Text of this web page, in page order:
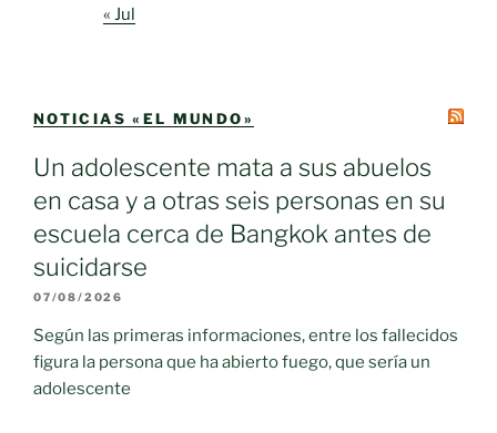
« Jul
NOTICIAS «EL MUNDO»
Un adolescente mata a sus abuelos
en casa y a otras seis personas en su
escuela cerca de Bangkok antes de
suicidarse
07/08/2026
Según las primeras informaciones, entre los fallecidos
figura la persona que ha abierto fuego, que sería un
adolescente